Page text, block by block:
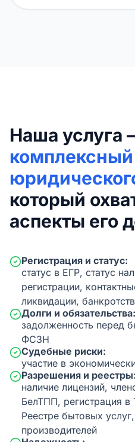
Наша услуга
комплексный
который
аспекты его
Регистрация и статус:
статус в ЕГР, статус
регистрации,
ликвидации,
Долги и обязательства:
задолженность перед
ФСЗН
Судебные риски:
участие в
Разрешения и реестры:
наличие лицензий,
БелТПП, регистрация в
Реестре бытовых
производителей